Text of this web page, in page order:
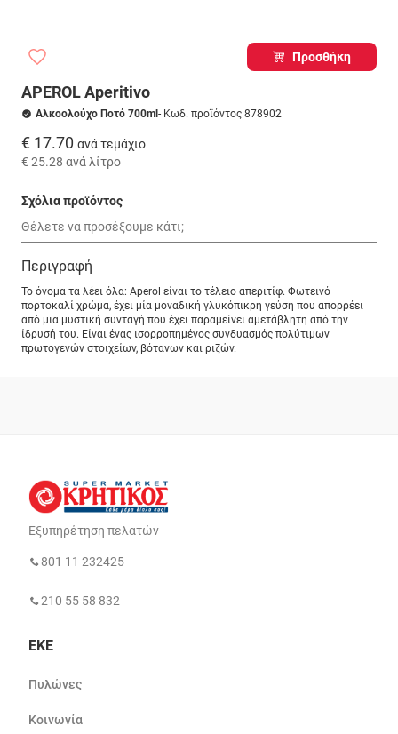
Προσθήκη
APEROL Aperitivo
Αλκοολούχο Ποτό 700ml - Κωδ. προϊόντος 878902
€ 17.70 ανά τεμάχιο
€ 25.28 ανά λίτρο
Σχόλια προϊόντος
Περιγραφή
Το όνομα τα λέει όλα: Aperol είναι το τέλειο απεριτίφ. Φωτεινό
πορτοκαλί χρώμα, έχει μία μοναδική γλυκόπικρη γεύση που απορρέει
από μια μυστική συνταγή που έχει παραμείνει αμετάβλητη από την
ίδρυσή του. Είναι ένας ισορροπημένος συνδυασμός πολύτιμων
πρωτογενών στοιχείων, βότανων και ριζών.
Εξυπηρέτηση πελατών
801 11 232425
210 55 58 832
ΕΚΕ
Πυλώνες
Κοινωνία